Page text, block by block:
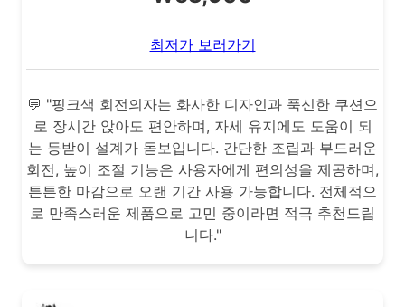
최저가 보러가기
💬 "핑크색 회전의자는 화사한 디자인과 푹신한 쿠션으
로 장시간 앉아도 편안하며, 자세 유지에도 도움이 되
는 등받이 설계가 돋보입니다. 간단한 조립과 부드러운
회전, 높이 조절 기능은 사용자에게 편의성을 제공하며,
튼튼한 마감으로 오랜 기간 사용 가능합니다. 전체적으
로 만족스러운 제품으로 고민 중이라면 적극 추천드립
니다."